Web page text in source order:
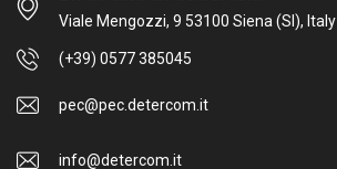
Viale Mengozzi, 9 53100 Siena (SI), Italy
(+39) 0577 385045
pec@pec.detercom.it
info@detercom.it